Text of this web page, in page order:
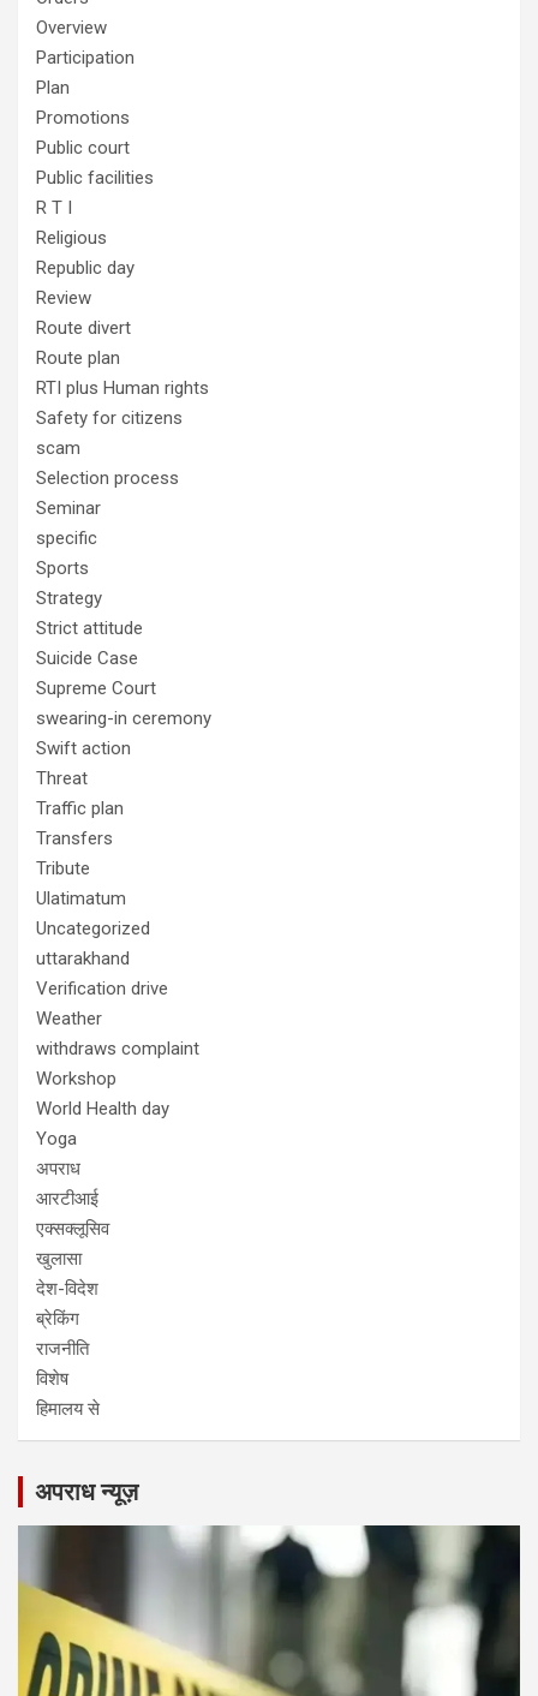
Overview
Participation
Plan
Promotions
Public court
Public facilities
R T I
Religious
Republic day
Review
Route divert
Route plan
RTI plus Human rights
Safety for citizens
scam
Selection process
Seminar
specific
Sports
Strategy
Strict attitude
Suicide Case
Supreme Court
swearing-in ceremony
Swift action
Threat
Traffic plan
Transfers
Tribute
Ulatimatum
Uncategorized
uttarakhand
Verification drive
Weather
withdraws complaint
Workshop
World Health day
Yoga
अपराध
आरटीआई
एक्सक्लूसिव
खुलासा
देश-विदेश
ब्रेकिंग
राजनीति
विशेष
हिमालय से
अपराध न्यूज़